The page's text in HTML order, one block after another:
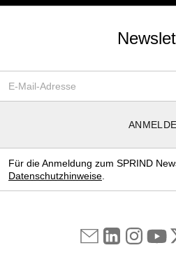
Für die Anmeldung zum SPRIND
Datenschutzhinweise